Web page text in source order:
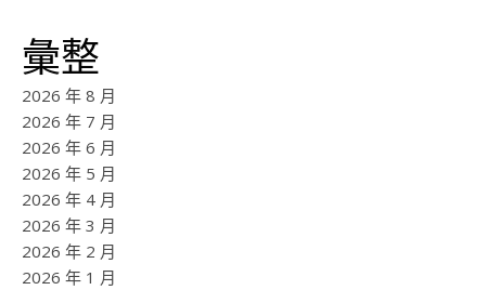
彙整
2026 年 8 月
2026 年 7 月
2026 年 6 月
2026 年 5 月
2026 年 4 月
2026 年 3 月
2026 年 2 月
2026 年 1 月